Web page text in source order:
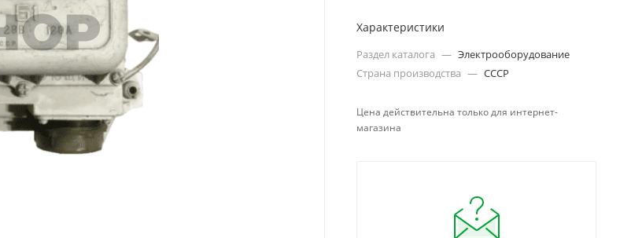
Характеристики
Раздел каталога — Электрооборудование
Страна производства — СССР
Цена действительна только для интернет-
магазина